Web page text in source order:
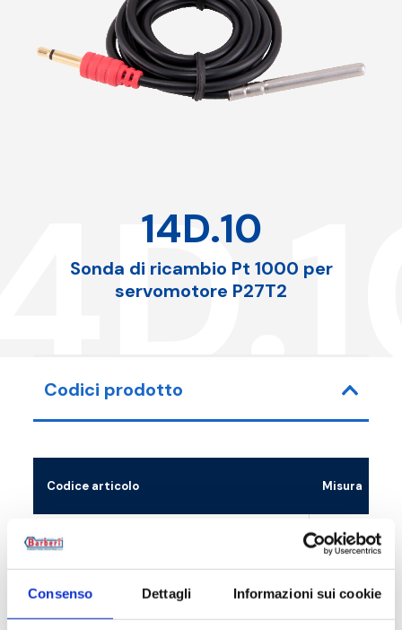
Consenso Dettagli Informazioni sui cookie
14D.10
Sonda di ricambio Pt 1000 per
servomotore P27T2
Codici prodotto
Codice articolo Misura
14D100010 4 mm